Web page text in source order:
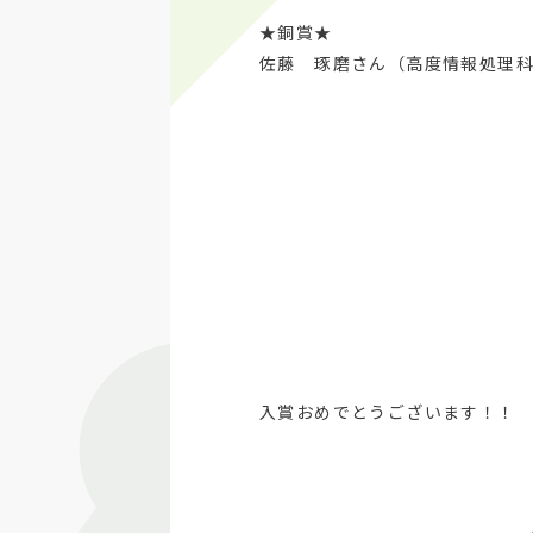
★銅賞★
佐藤 琢磨さん（高度情報処理
入賞おめでとうございます！！